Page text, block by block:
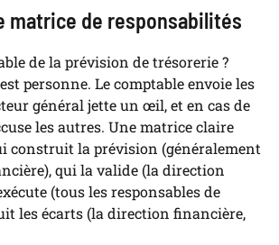
matrice de responsabilités
de la prévision de trésorerie ?
personne. Le comptable envoie les
général jette un œil, et en cas de
les autres. Une matrice claire
construit la prévision (généralement
qui la valide (la direction
(tous les responsables de
les écarts (la direction financière,